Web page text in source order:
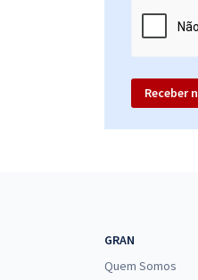
Receber
GRAN
Quem Somos